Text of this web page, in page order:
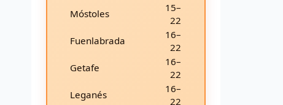
Móstoles
15–
22
Fuenlabrada
16–
22
Getafe
16–
22
Leganés
16–
22